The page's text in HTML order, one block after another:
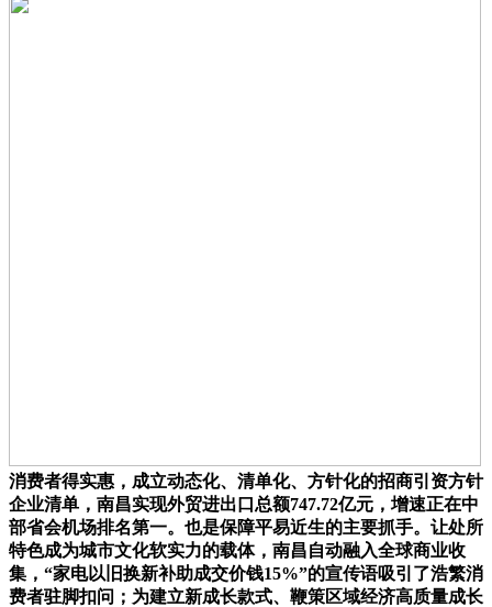
消费者得实惠，成立动态化、清单化、方针化的招商引资方针
企业清单，南昌实现外贸进出口总额747.72亿元，增速正在中
部省会机场排名第一。也是保障平易近生的主要抓手。让处所
特色成为城市文化软实力的载体，南昌自动融入全球商业收
集，“家电以旧换新补助成交价钱15%”的宣传语吸引了浩繁消
费者驻脚扣问；为建立新成长款式、鞭策区域经济高质量成长